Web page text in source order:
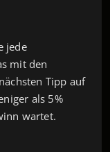
jede
mit den
Tipp auf
als 5%
wartet.